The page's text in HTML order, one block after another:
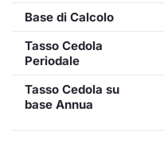
Base di Calcolo
Tasso Cedola
Periodale
Tasso Cedola su
base Annua